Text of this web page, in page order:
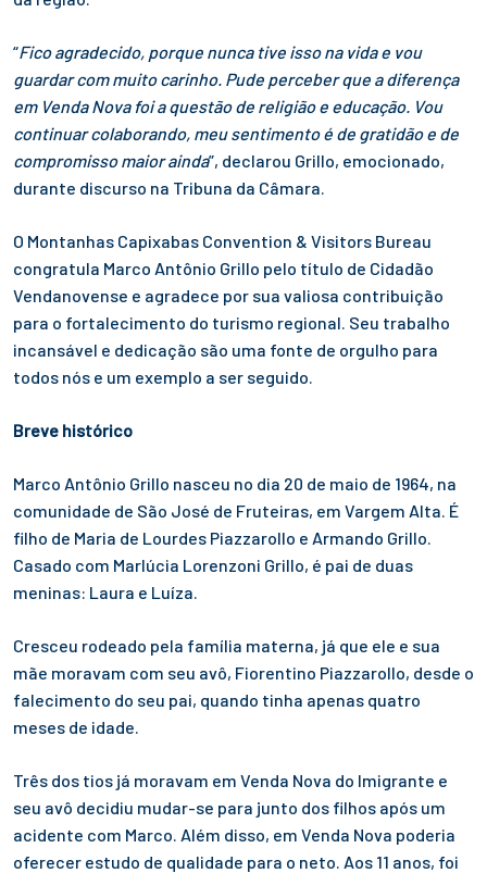
“Fico agradecido, porque nunca tive isso na vida e vou
guardar com muito carinho. Pude perceber que a diferença
em Venda Nova foi a questão de religião e educação. Vou
continuar colaborando, meu sentimento é de gratidão e de
compromisso maior ainda”, declarou Grillo, emocionado,
durante discurso na Tribuna da Câmara.
O Montanhas Capixabas Convention & Visitors Bureau
congratula Marco Antônio Grillo pelo título de Cidadão
Vendanovense e agradece por sua valiosa contribuição
para o fortalecimento do turismo regional. Seu trabalho
incansável e dedicação são uma fonte de orgulho para
todos nós e um exemplo a ser seguido.
Breve histórico
Marco Antônio Grillo nasceu no dia 20 de maio de 1964, na
comunidade de São José de Fruteiras, em Vargem Alta. É
filho de Maria de Lourdes Piazzarollo e Armando Grillo.
Casado com Marlúcia Lorenzoni Grillo, é pai de duas
meninas: Laura e Luíza.
Cresceu rodeado pela família materna, já que ele e sua
mãe moravam com seu avô, Fiorentino Piazzarollo, desde o
falecimento do seu pai, quando tinha apenas quatro
meses de idade.
Três dos tios já moravam em Venda Nova do Imigrante e
seu avô decidiu mudar-se para junto dos filhos após um
acidente com Marco. Além disso, em Venda Nova poderia
oferecer estudo de qualidade para o neto. Aos 11 anos, foi